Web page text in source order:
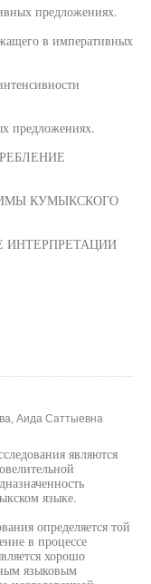
предложениях.
в императивных
предложениях.
КУМЫКСКОГО
ИНТЕРПРЕТАЦИИ
Аида Саттыевна
являются
языке.
определяется той
в процессе
хорошо
языковым